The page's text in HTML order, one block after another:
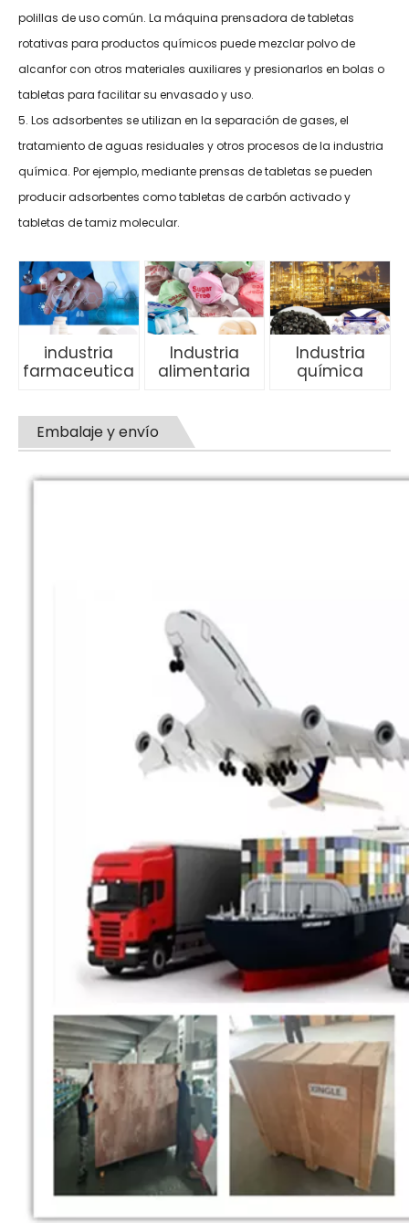
polillas de uso común. La máquina prensadora de tabletas
rotativas para productos químicos puede mezclar polvo de
alcanfor con otros materiales auxiliares y presionarlos en bolas o
tabletas para facilitar su envasado y uso.
5. Los adsorbentes se utilizan en la separación de gases, el
tratamiento de aguas residuales y otros procesos de la industria
química. Por ejemplo, mediante prensas de tabletas se pueden
producir adsorbentes como tabletas de carbón activado y
tabletas de tamiz molecular.
industria
farmaceutica
Industria
alimentaria
Industria
química
Embalaje y envío